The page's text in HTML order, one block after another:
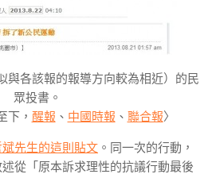
與各該報的報導方向較為相近）的民
眾投書。
下， 醒報 、 中國時報 、 聯合報〉
先生的這則貼文 。同一次的行動，
從「原本訴求理性的抗議行動最後